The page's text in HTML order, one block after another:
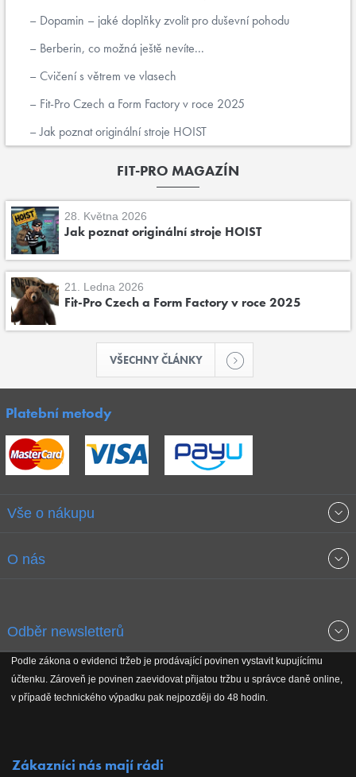
Dopamin – jaké doplňky zvolit pro duševní pohodu
Berberin, co možná ještě nevíte...
Cvičení s větrem ve vlasech
Fit-Pro Czech a Form Factory v roce 2025
Jak poznat originální stroje HOIST
FIT-PRO MAGAZÍN
28. Května 2026
Jak poznat originální stroje HOIST
21. Ledna 2026
Fit-Pro Czech a Form Factory v roce 2025
VŠECHNY ČLÁNKY
Platební metody
Vše o nákupu
Obchodní podmínky
Reklamační řád
O nás
Koho podporujeme
Odběr newsletterů
Získejte přehled o novinkách, slevách, akčním zboží a upozornění
na nové články v magazínu!
Podle zákona o evidenci tržeb je prodávající povinen vystavit kupujícímu
účtenku. Zároveň je povinen zaevidovat přijatou tržbu u správce daně online,
v případě technického výpadku pak nejpozději do 48 hodin.
Zákazníci nás mají rádi